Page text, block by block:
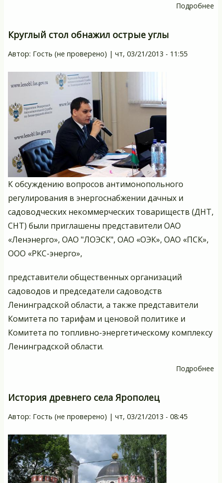
Подробнее
Круглый стол обнажил острые углы
Автор: Гость (не проверено) | чт, 03/21/2013 - 11:55
К обсуждению вопросов антимонопольного
регулирования в энергоснабжении дачных и
садоводческих некоммерческих товариществ (ДНТ,
СНТ) были приглашены представители ОАО
«Ленэнерго», ОАО "ЛОЭСК", ОАО «ОЭК», ОАО «ПСК»,
ООО «РКС-энерго»,
представители общественных организаций
садоводов и председатели садоводств
Ленинградской области, а также представители
Комитета по тарифам и ценовой политике и
Комитета по топливно-энергетическому комплексу
Ленинградской области.
Подробнее
История древнего села Ярополец
Автор: Гость (не проверено) | чт, 03/21/2013 - 08:45